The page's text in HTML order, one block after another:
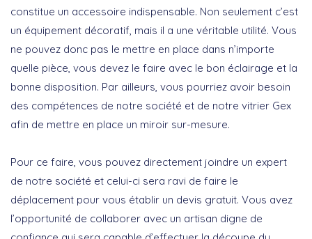
constitue un accessoire indispensable. Non seulement c’est
un équipement décoratif, mais il a une véritable utilité. Vous
ne pouvez donc pas le mettre en place dans n’importe
quelle pièce, vous devez le faire avec le bon éclairage et la
bonne disposition. Par ailleurs, vous pourriez avoir besoin
des compétences de notre société et de notre vitrier Gex
afin de mettre en place un miroir sur-mesure.
Pour ce faire, vous pouvez directement joindre un expert
de notre société et celui-ci sera ravi de faire le
déplacement pour vous établir un devis gratuit. Vous avez
l’opportunité de collaborer avec un artisan digne de